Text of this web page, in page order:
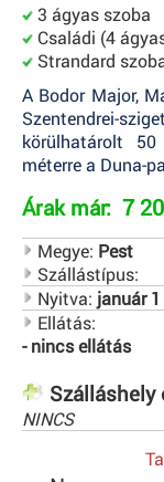
3 ágyas szoba
Családi (4
Strandard
A Bodor Major,
Szentendrei-
körülhatárolt
méterre a Duna-
Árak már: 7
Megye: Pest
Szállástípus:
Nyitva: január
Ellátás:
- nincs ellátás
NINCS